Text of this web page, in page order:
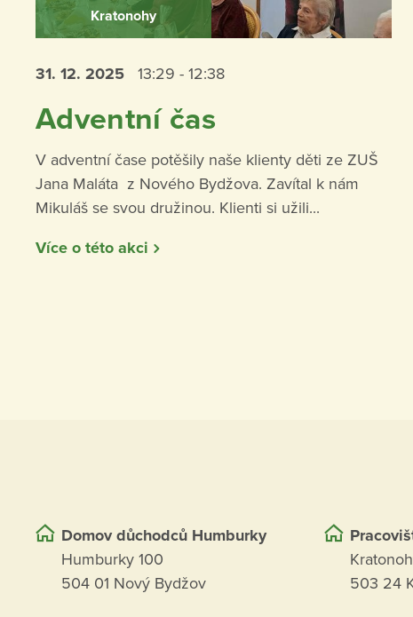
Kratonohy
31. 12. 2025 13:29 - 12:38
Adventní čas
V adventní čase potěšily naše klienty děti ze ZUŠ
Jana Maláta z Nového Bydžova. Zavítal k nám
Mikuláš se svou družinou. Klienti si užili...
Více o této akci
Domov důchodců Humburky
Humburky 100
504 01 Nový Bydžov
503 24